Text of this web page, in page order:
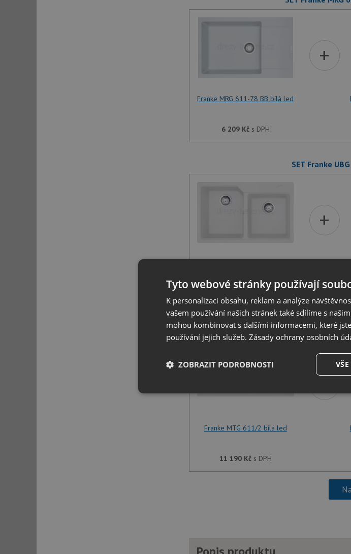
Franke MRG 611-78 BB bílá led
6 209 Kčs DPH
+
SET Franke
s DPH
+
SET Franke
Franke MTG 611/2 bílá led
11 190 Kčs DPH
+
Tyto webové stránky používají
K personalizaci obsahu, reklam a analýze
vašem používání našich stránek také sdílíme s
mohou kombinovat s dalšími informacemi, které
používání jejich služeb. Zásady ochrany osobních
ZOBRAZIT PODROBNOSTI
Nezbytně nutné
Výkonové
Soubory
Nezbytně nutné soubory cookie umožňují základní funkce
stránky nelze bez nezbytně nutných souborů cookie správně